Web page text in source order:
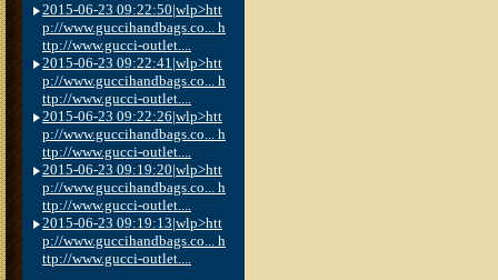
2015-06-23 09:22:50|wlp>htt
p://www.guccihandbags.co... h
ttp://www.gucci-outlet....
2015-06-23 09:22:41|wlp>htt
p://www.guccihandbags.co... h
ttp://www.gucci-outlet....
2015-06-23 09:22:26|wlp>htt
p://www.guccihandbags.co... h
ttp://www.gucci-outlet....
2015-06-23 09:19:20|wlp>htt
p://www.guccihandbags.co... h
ttp://www.gucci-outlet....
2015-06-23 09:19:13|wlp>htt
p://www.guccihandbags.co... h
ttp://www.gucci-outlet....